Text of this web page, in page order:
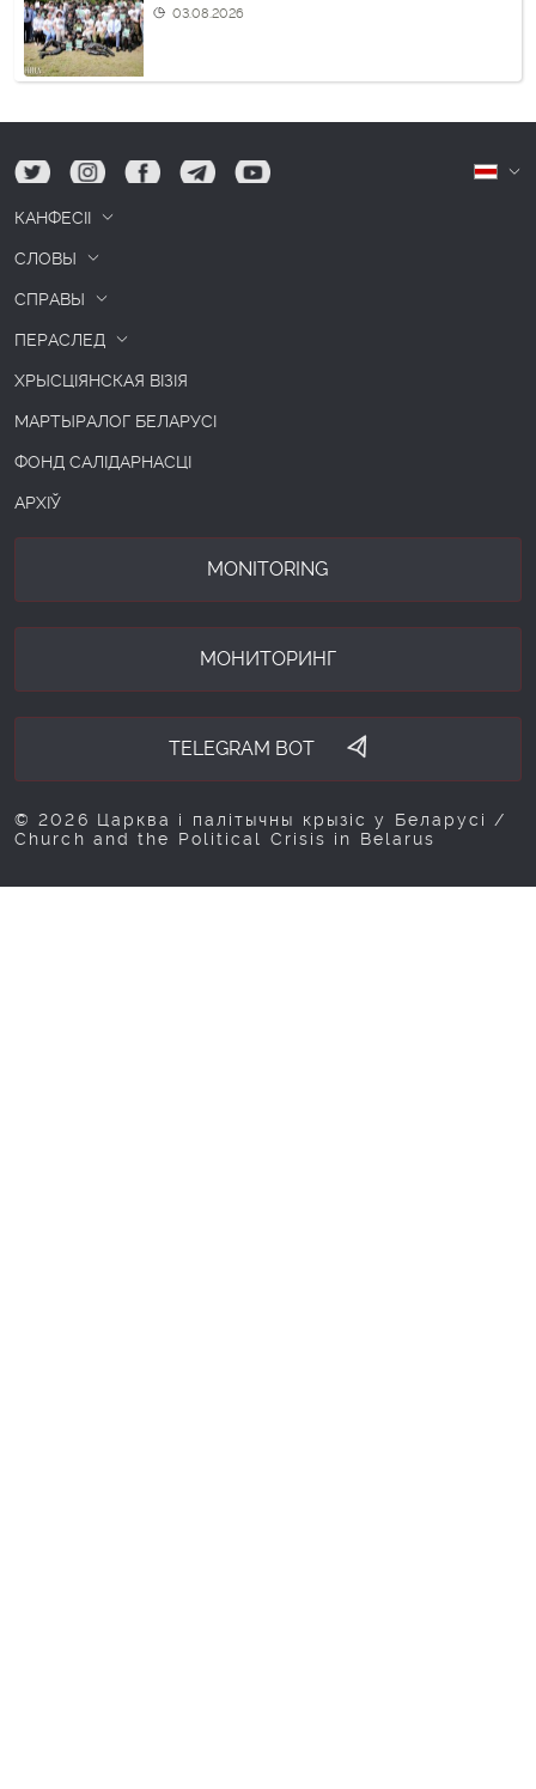
03.08.2026
tw ig fb tg yt
КАНФЕСІІ
СЛОВЫ
СПРАВЫ
ПЕРАСЛЕД
ХРЫСЦІЯНСКАЯ ВІЗІЯ
МАРТЫРАЛОГ БЕЛАРУСІ
ФОНД САЛІДАРНАСЦІ
АРХІЎ
MONITORING
МОНИТОРИНГ
TELEGRAM BOT
© 2026 Царква і палітычны крызіс у Беларусі /
Church and the Political Crisis in Belarus